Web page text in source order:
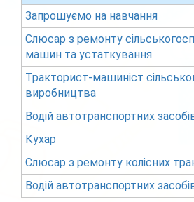
Запрошуємо на навчання
Слюсар з ремонту
машин та устаткування
Тракторист-машиніст
виробництва
Водій автотранспортних
Кухар
Слюсар з ремонту колісних
Водій автотранспортних